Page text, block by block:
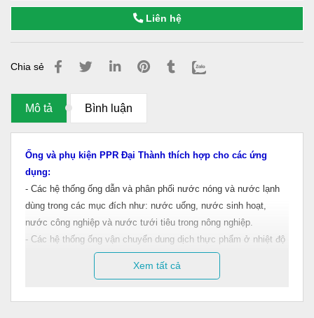
Liên hệ
Chia sẻ
Mô tả Bình luận
Ống và phụ kiện PPR Đại Thành thích hợp cho các ứng
dụng:
- Các hệ thống ống dẫn và phân phối nước nóng và nước lạnh
dùng trong các mục đích như: nước uống, nước sinh hoạt,
nước công nghiệp và nước tưới tiêu trong nông nghiệp.
- Các hệ thống ống vận chuyển dung dịch thực phẩm ở nhiệt độ
Xem tất cả